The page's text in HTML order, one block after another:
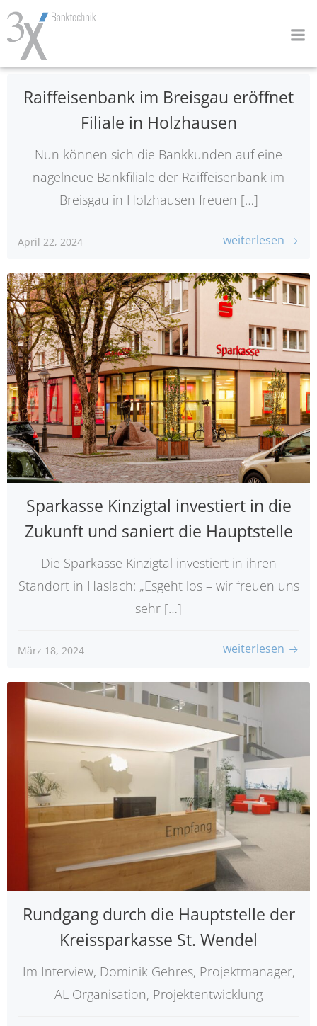
Raiffeisenbank im Breisgau eröffnet
Filiale in Holzhausen
Nun können sich die Bankkunden auf eine
nagelneue Bankfiliale der Raiffeisenbank im
Breisgau in Holzhausen freuen […]
April 22, 2024 weiterlesen
Sparkasse Kinzigtal investiert in die
Zukunft und saniert die Hauptstelle
Die Sparkasse Kinzigtal investiert in ihren
Standort in Haslach: „Esgeht los – wir freuen uns
sehr […]
März 18, 2024 weiterlesen
Rundgang durch die Hauptstelle der
Kreissparkasse St. Wendel
Im Interview, Dominik Gehres, Projektmanager,
AL Organisation, Projektentwicklung